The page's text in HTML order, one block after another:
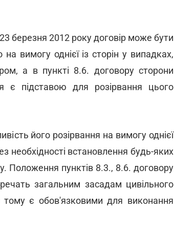
березня 2012 року договір може бути
вимогу однієї із сторін у випадках,
а в пункті 8.6. договору сторони
є підставою для розірвання цього
його розірвання на вимогу однієї
необхідності встановлення будь-яких
Положення пунктів 8.3., 8.6. договору
загальним засадам цивільного
тому є обов'язковими для виконання